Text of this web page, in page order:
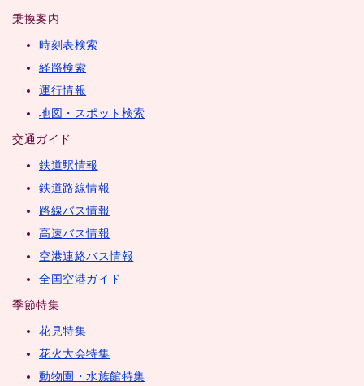
乗換案内
時刻表検索
経路検索
運行情報
地図・スポット検索
交通ガイド
鉄道駅情報
鉄道路線情報
路線バス情報
高速バス情報
空港連絡バス情報
全国空港ガイド
季節特集
花見特集
花火大会特集
動物園・水族館特集